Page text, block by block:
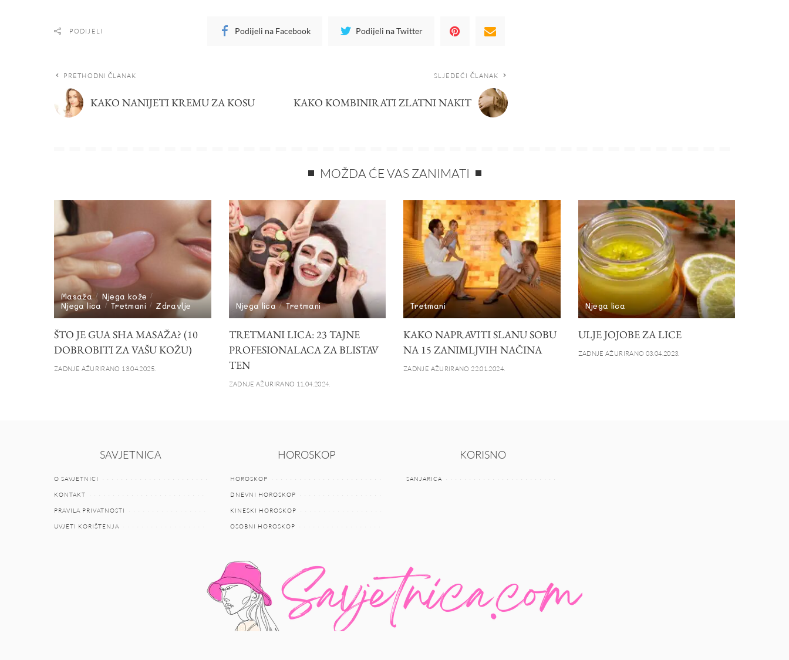
PODIJELI Podijeli na Facebook Podijeli na Twitter
PRETHODNI ČLANAK
KAKO NANIJETI KREMU ZA KOSU
SLJEDEĆI ČLANAK
KAKO KOMBINIRATI ZLATNI NAKIT
MOŽDA ĆE VAS ZANIMATI
Masaža
Njega kože
Njega lica
Tretmani Zdravlje
ŠTO JE GUA SHA MASAŽA? (10
DOBROBITI ZA VAŠU KOŽU)
ZADNJE AŽURIRANO 13.04.2025.
Njega lica Tretmani
TRETMANI LICA: 23 TAJNE
PROFESIONALACA ZA BLISTAV
TEN
ZADNJE AŽURIRANO 11.04.2024.
Tretmani
KAKO NAPRAVITI SLANU SOBU
NA 15 ZANIMLJVIH NAČINA
ZADNJE AŽURIRANO 22.01.2024.
Njega lica
ULJE JOJOBE ZA LICE
ZADNJE AŽURIRANO 03.04.2023.
SAVJETNICA
O SAVJETNICI
KONTAKT
PRAVILA PRIVATNOSTI
UVJETI KORIŠTENJA
HOROSKOP
HOROSKOP
DNEVNI HOROSKOP
KINESKI HOROSKOP
OSOBNI HOROSKOP
KORISNO
SANJARICA